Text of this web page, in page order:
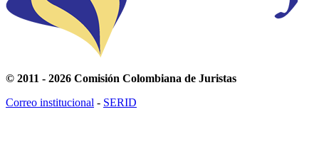
© 2011 - 2026 Comisión Colombiana de Juristas
Correo institucional - SERID